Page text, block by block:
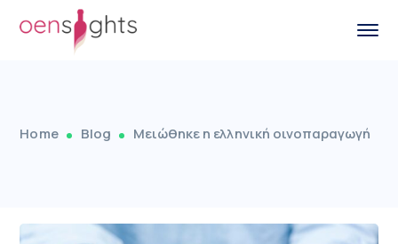
Home Blog Μειώθηκε η ελληνική οινοπαραγωγή